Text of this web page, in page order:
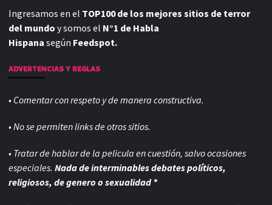
Ingresamos en el TOP100 de los mejores sitios de terror
del mundo y somos el N°1 de Habla
Hispana según Feedspot.
ADVERTENCIAS Y REGLAS
• Comentar con respeto y de manera constructiva.
• No se permiten links de otros sitios.
• Tratar de hablar de la pelicula en cuestión, salvo ocasiones
especiales. Nada de interminables debates políticos,
religiosos, de genero o sexualidad *